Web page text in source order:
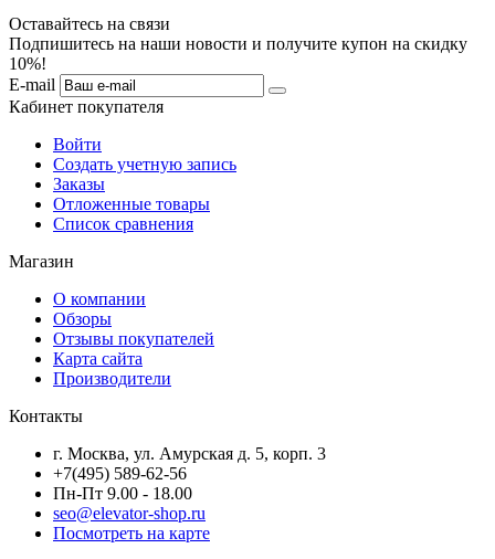
Оставайтесь на связи
Подпишитесь на наши новости и получите купон на скидку
10%!
E-mail
Кабинет покупателя
Войти
Создать учетную запись
Заказы
Отложенные товары
Список сравнения
Магазин
О компании
Обзоры
Отзывы покупателей
Карта сайта
Производители
Контакты
г. Москва, ул. Амурская д. 5, корп. 3
+7(495) 589-62-56
Пн-Пт 9.00 - 18.00
seo@elevator-shop.ru
Посмотреть на карте